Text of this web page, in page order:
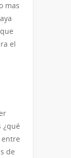
mas
el
¿qué
de